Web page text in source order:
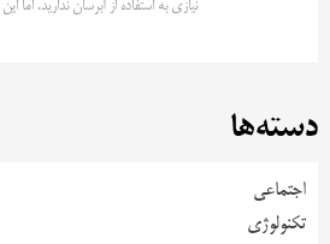
نیازی به استفاده از آبرسان ندارید.
دسته‌ها
اجتماعی
تکنولوژی